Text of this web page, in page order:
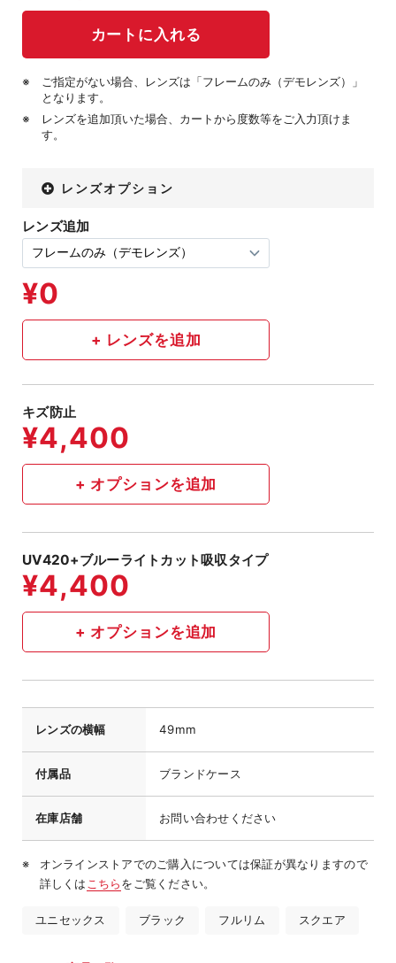
ご指定がない場合、レンズは「フレームのみ（デモレンズ）」
となります。
レンズを追加頂いた場合、カートから度数等をご入力頂けま
す。
レンズオプション
レンズ追加
キズ防止
UV420+ブルーライトカット吸収タイプ
レンズの横幅 49mm
付属品 ブランドケース
在庫店舗 お問い合わせください
オンラインストアでのご購入については保証が異なりますので
詳しくは こちらをご覧ください。
ユニセックス ブラック フルリム スクエア